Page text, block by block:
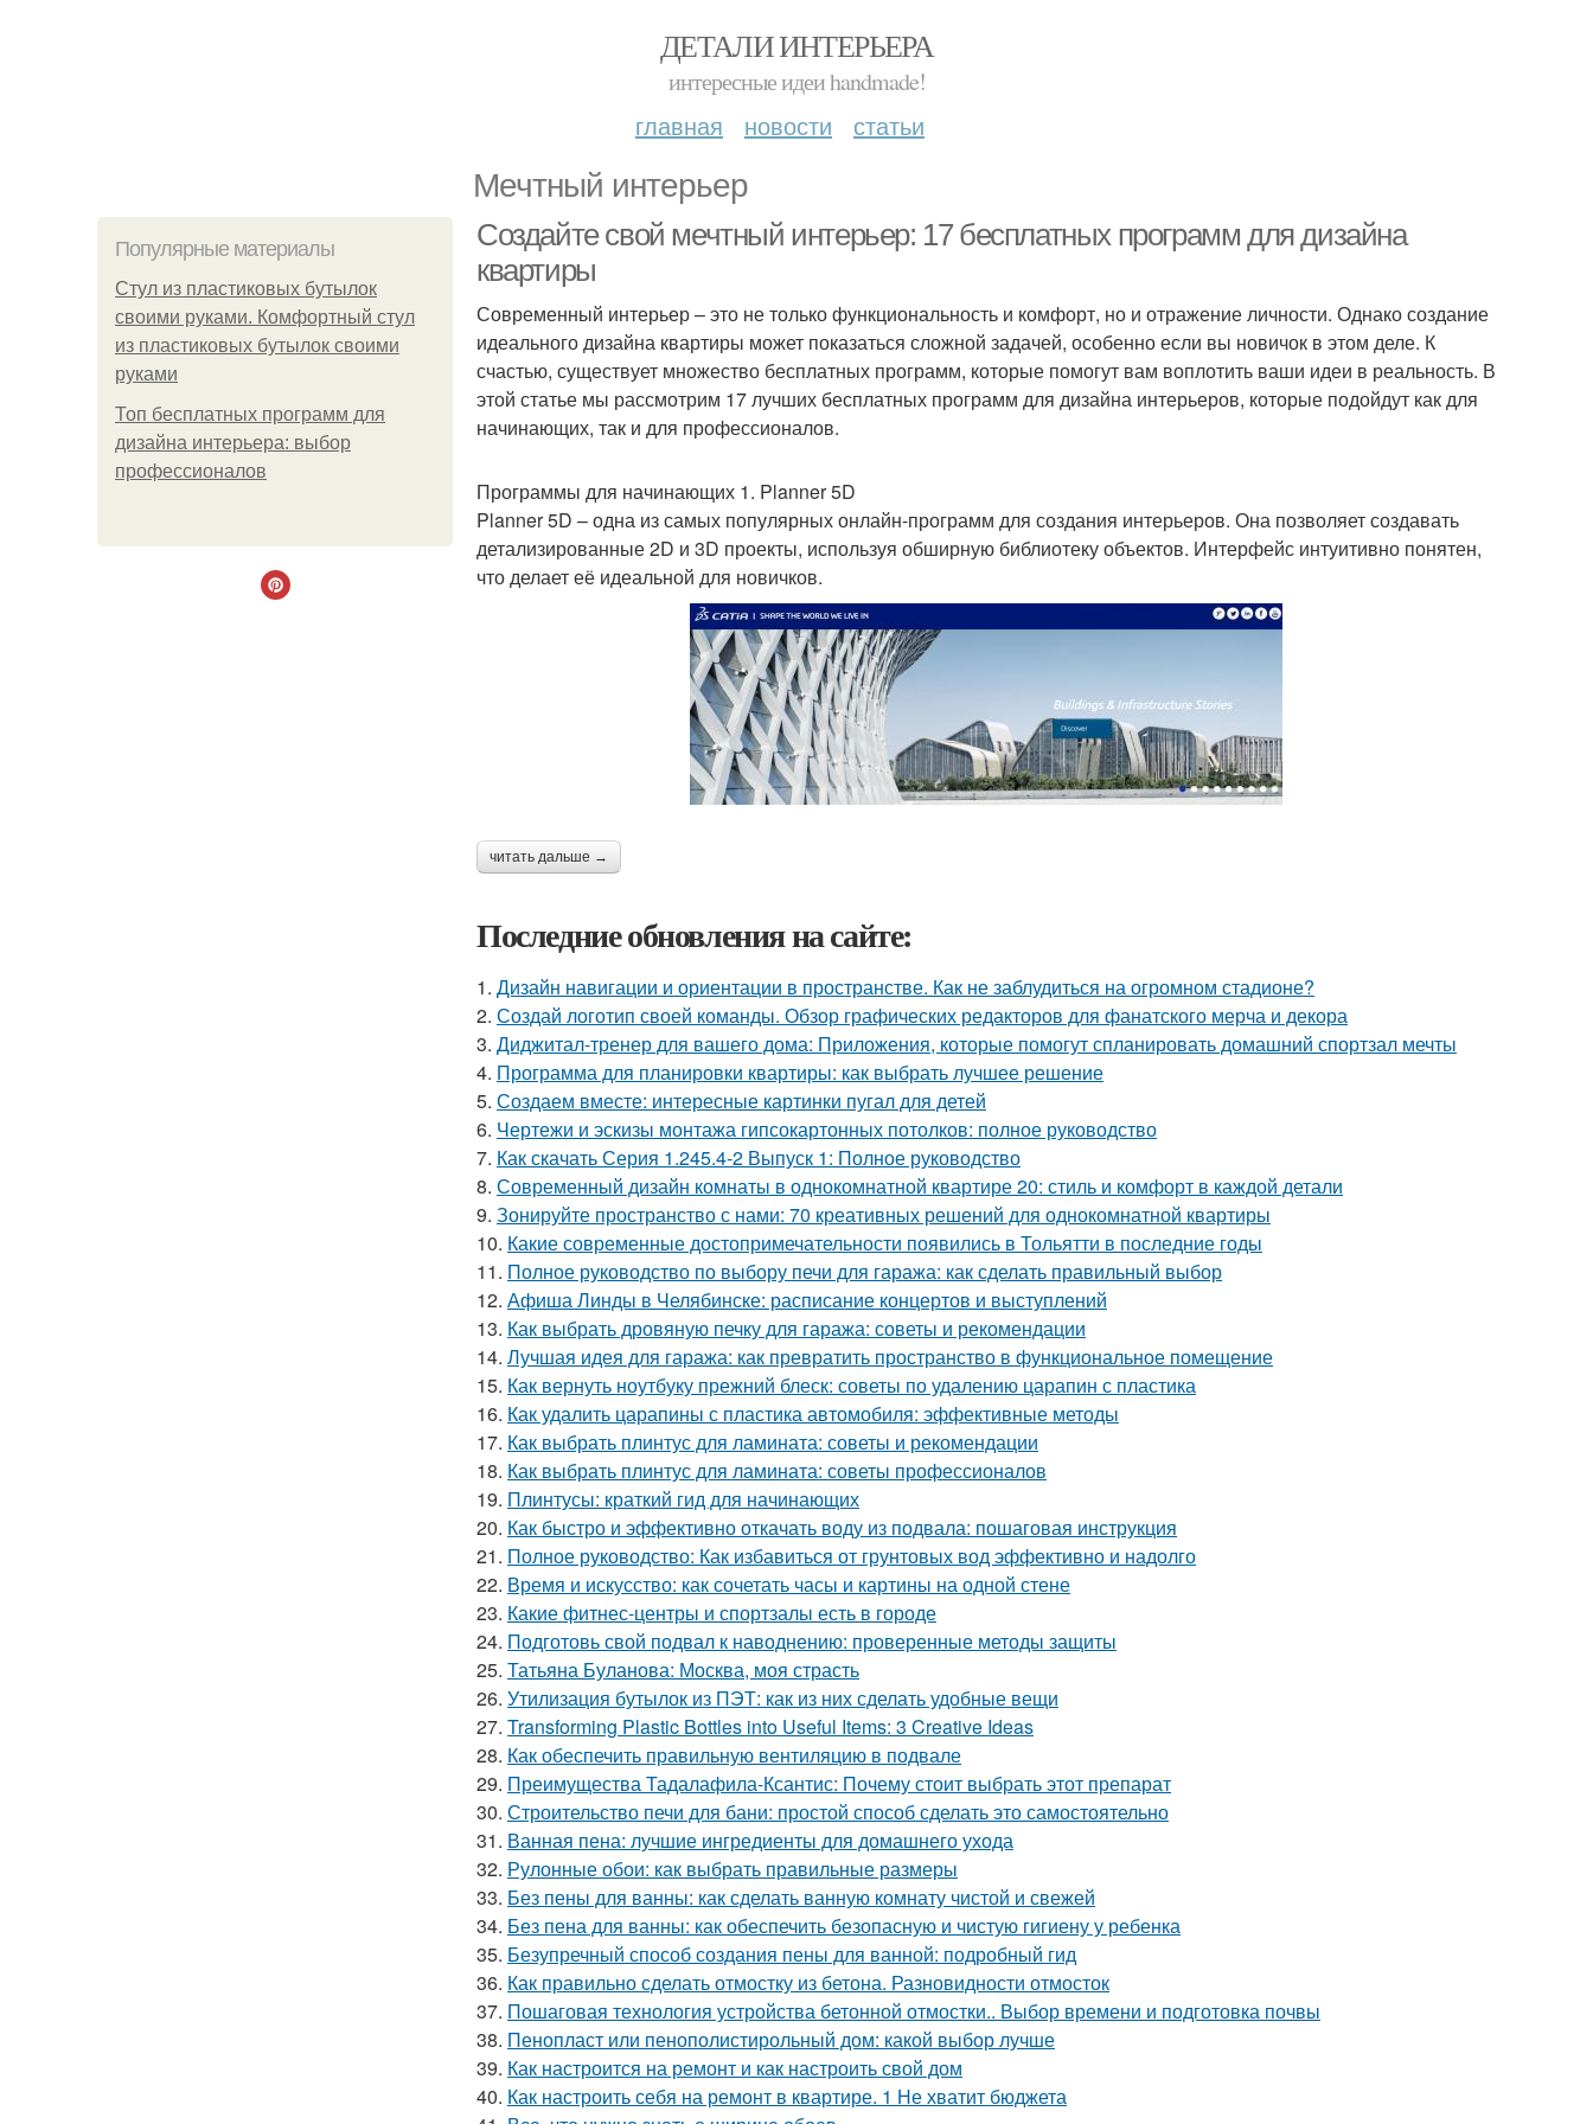
ДЕТАЛИ ИНТЕРЬЕРА
интересные идеи handmade!
главная новости статьи
Мечтный интерьер
Популярные материалы
Стул из пластиковых бутылок
своими руками. Комфортный стул
из пластиковых бутылок своими
руками
Топ бесплатных программ для
дизайна интерьера: выбор
профессионалов
Создайте свой мечтный интерьер: 17 бесплатных программ для дизайна
квартиры
Современный интерьер – это не только функциональность и комфорт, но и отражение личности. Однако создание
идеального дизайна квартиры может показаться сложной задачей, особенно если вы новичок в этом деле. К
счастью, существует множество бесплатных программ, которые помогут вам воплотить ваши идеи в реальность. В
этой статье мы рассмотрим 17 лучших бесплатных программ для дизайна интерьеров, которые подойдут как для
начинающих, так и для профессионалов.
Программы для начинающих 1. Planner 5D
Planner 5D – одна из самых популярных онлайн-программ для создания интерьеров. Она позволяет создавать
детализированные 2D и 3D проекты, используя обширную библиотеку объектов. Интерфейс интуитивно понятен,
что делает её идеальной для новичков.
читать дальше →
Последние обновления на сайте:
1. Дизайн навигации и ориентации в пространстве. Как не заблудиться на огромном стадионе?
2. Создай логотип своей команды. Обзор графических редакторов для фанатского мерча и декора
3. Диджитал-тренер для вашего дома: Приложения, которые помогут спланировать домашний спортзал мечты
4. Программа для планировки квартиры: как выбрать лучшее решение
5. Создаем вместе: интересные картинки пугал для детей
6. Чертежи и эскизы монтажа гипсокартонных потолков: полное руководство
7. Как скачать Серия 1.245.4-2 Выпуск 1: Полное руководство
8. Современный дизайн комнаты в однокомнатной квартире 20: стиль и комфорт в каждой детали
9. Зонируйте пространство с нами: 70 креативных решений для однокомнатной квартиры
10. Какие современные достопримечательности появились в Тольятти в последние годы
11. Полное руководство по выбору печи для гаража: как сделать правильный выбор
12. Афиша Линды в Челябинске: расписание концертов и выступлений
13. Как выбрать дровяную печку для гаража: советы и рекомендации
14. Лучшая идея для гаража: как превратить пространство в функциональное помещение
15. Как вернуть ноутбуку прежний блеск: советы по удалению царапин с пластика
16. Как удалить царапины с пластика автомобиля: эффективные методы
17. Как выбрать плинтус для ламината: советы и рекомендации
18. Как выбрать плинтус для ламината: советы профессионалов
19. Плинтусы: краткий гид для начинающих
20. Как быстро и эффективно откачать воду из подвала: пошаговая инструкция
21. Полное руководство: Как избавиться от грунтовых вод эффективно и надолго
22. Время и искусство: как сочетать часы и картины на одной стене
23. Какие фитнес-центры и спортзалы есть в городе
24. Подготовь свой подвал к наводнению: проверенные методы защиты
25. Татьяна Буланова: Москва, моя страсть
26. Утилизация бутылок из ПЭТ: как из них сделать удобные вещи
27. Transforming Plastic Bottles into Useful Items: 3 Creative Ideas
28. Как обеспечить правильную вентиляцию в подвале
29. Преимущества Тадалафила-Ксантис: Почему стоит выбрать этот препарат
30. Строительство печи для бани: простой способ сделать это самостоятельно
31. Ванная пена: лучшие ингредиенты для домашнего ухода
32. Рулонные обои: как выбрать правильные размеры
33. Без пены для ванны: как сделать ванную комнату чистой и свежей
34. Без пена для ванны: как обеспечить безопасную и чистую гигиену у ребенка
35. Безупречный способ создания пены для ванной: подробный гид
36. Как правильно сделать отмостку из бетона. Разновидности отмосток
37. Пошаговая технология устройства бетонной отмостки.. Выбор времени и подготовка почвы
38. Пенопласт или пенополистирольный дом: какой выбор лучше
39. Как настроится на ремонт и как настроить свой дом
40. Как настроить себя на ремонт в квартире. 1 Не хватит бюджета